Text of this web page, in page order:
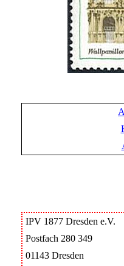
IPV 1877 Dresden e.V.
Postfach 280 349
01143 Dresden